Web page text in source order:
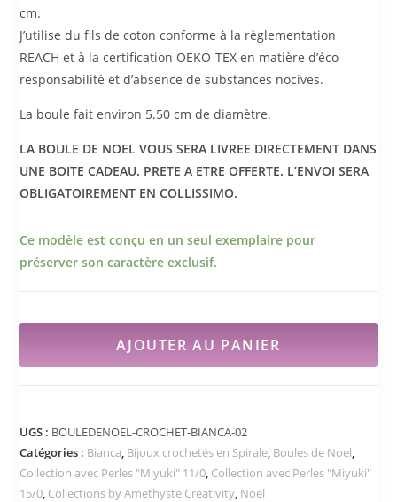
cm.
J’utilise du fils de coton conforme à la règlementation
REACH et à la certification OEKO-TEX en matière d’éco-
responsabilité et d’absence de substances nocives.
La boule fait environ 5.50 cm de diamètre.
LA BOULE DE NOEL VOUS SERA LIVREE DIRECTEMENT DANS
UNE BOITE CADEAU. PRETE A ETRE OFFERTE. L’ENVOI SERA
OBLIGATOIREMENT EN COLLISSIMO.
Ce modèle est conçu en un seul exemplaire pour
préserver son caractère exclusif.
AJOUTER AU PANIER
UGS : BOULEDENOEL-CROCHET-BIANCA-02
Catégories : Bianca Bijoux crochetés en Spirale Boules de Noel
Collection avec Perles "Miyuki" 11/0 Collection avec Perles "Miyuki"
15/0 Collections by Amethyste Creativity Noel